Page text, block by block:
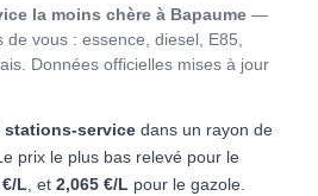
la moins chère à Bapaume —
vous : essence, diesel, E85,
Données officielles mises à jour
stations-service dans un rayon de
prix le plus bas relevé pour le
L, et 2,065 €/L pour le gazole.